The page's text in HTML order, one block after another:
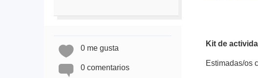
Kit de
Estimadas/os
0 me gusta
0 comentarios